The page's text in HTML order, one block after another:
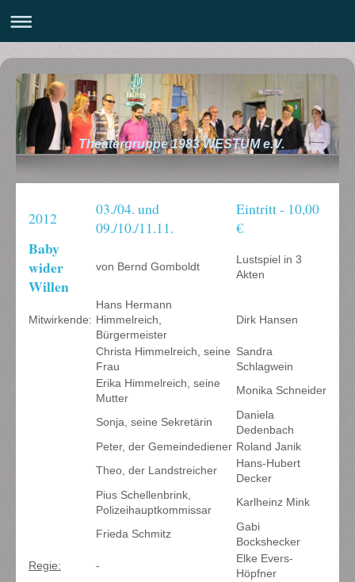
Theatergruppe 1983 WESTUM e.V.
2012
03./04. und
09./10./11.11.
Eintritt - 10,00
€
Baby
wider
Willen
von Bernd Gomboldt
Lustspiel in 3
Akten
Mitwirkende:
Hans Hermann
Himmelreich,
Bürgermeister
Dirk Hansen
Christa Himmelreich, seine
Frau
Sandra
Schlagwein
Erika Himmelreich, seine
Mutter
Monika Schneider
Sonja, seine Sekretärin
Daniela
Dedenbach
Peter, der Gemeindediener Roland Janik
Theo, der Landstreicher
Hans-Hubert
Decker
Pius Schellenbrink,
Polizeihauptkommissar
Karlheinz Mink
Frieda Schmitz
Gabi
Bockshecker
Regie:
-
Elke Evers-
Höpfner